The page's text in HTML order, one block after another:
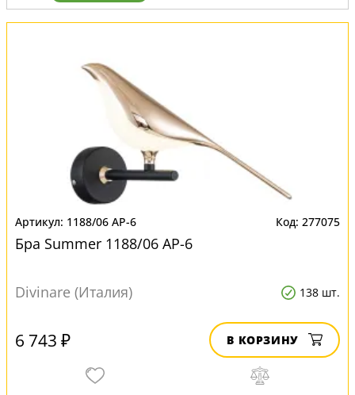
1188/06 AP-6 277075
Бра Summer 1188/06 AP-6
Divinare (Италия) 138 шт.
6 743 ₽ В КОРЗИНУ